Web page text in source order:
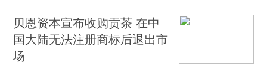
贝恩资本宣布收购贡茶 在中
国大陆无法注册商标后退出市
场